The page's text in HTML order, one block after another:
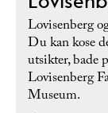
Lovisenberg
Du kan kose
utsikter, bade
Lovisenberg
Museum.